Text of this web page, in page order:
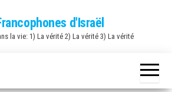
d'Israël
la vie: 1) La vérité 2) La vérité 3) La vérité